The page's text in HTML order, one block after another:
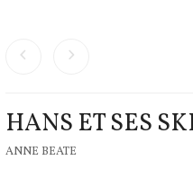
HANS ET SES
ANNE BEATE